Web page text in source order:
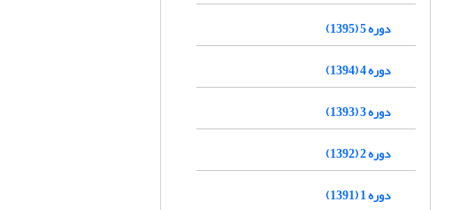
دوره 5 (1395)
دوره 4 (1394)
دوره 3 (1393)
دوره 2 (1392)
دوره 1 (1391)